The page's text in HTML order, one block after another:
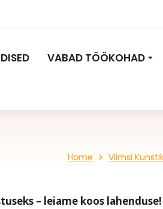
VABAD TÖÖKOHAD
Home Viimsi
– leiame koos lahenduse!